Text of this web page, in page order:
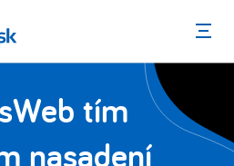
Menu
tím
nasadení